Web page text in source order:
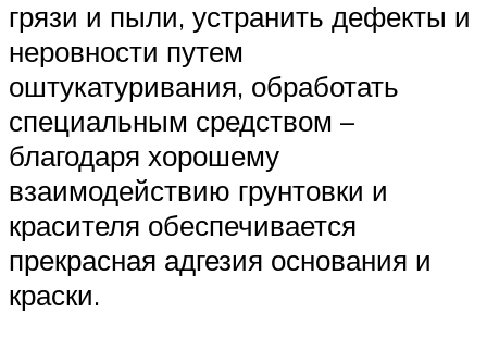
грязи и пыли, устранить дефекты и
неровности путем
оштукатуривания, обработать
специальным средством –
благодаря хорошему
взаимодействию грунтовки и
красителя обеспечивается
прекрасная адгезия основания и
краски.